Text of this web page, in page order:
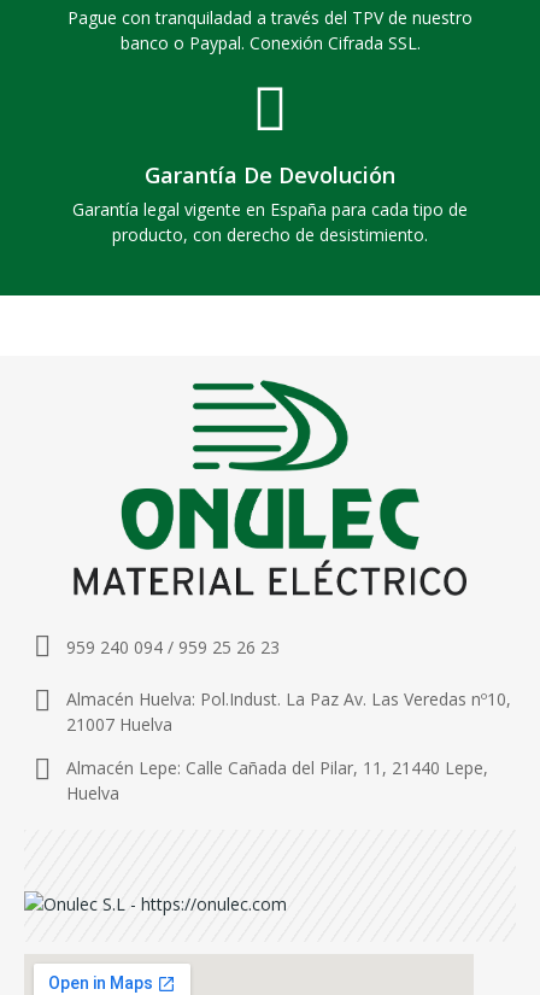
Pague con tranquiladad a través del TPV de nuestro
banco o Paypal. Conexión Cifrada SSL.
Garantía De Devolución
Garantía legal vigente en España para cada tipo de
producto, con derecho de desistimiento.
959 240 094 / 959 25 26 23
Almacén Huelva: Pol.Indust. La Paz Av. Las Veredas nº10,
21007 Huelva
Almacén Lepe: Calle Cañada del Pilar, 11, 21440 Lepe,
Huelva